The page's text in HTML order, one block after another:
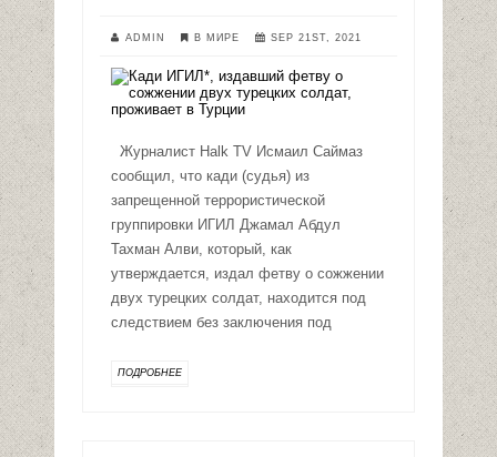
ADMIN В МИРЕ SEP 21ST, 2021
Журналист Halk TV Исмаил Саймаз
сообщил, что кади (судья) из
запрещенной террористической
группировки ИГИЛ Джамал Абдул
Тахман Алви, который, как
утверждается, издал фетву о сожжении
двух турецких солдат, находится под
следствием без заключения под
ПОДРОБНЕЕ